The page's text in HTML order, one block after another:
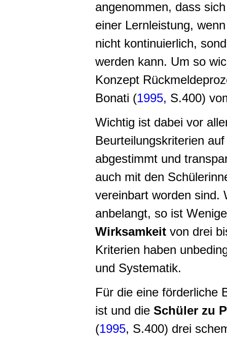
angenommen, dass
einer Lernleistung,
nicht kontinuierlich,
werden kann. Um so
Konzept
Bonati (1995, S.400)
Wichtig ist dabei vor
Beurteilungskriterien
abgestimmt und
auch mit den
vereinbart worden sind.
anbelangt, so ist
Wirksamkeit von drei
Kriterien haben
und Systematik.
Für die eine förderliche
ist und die Schüler zu
(1995, S.400) drei